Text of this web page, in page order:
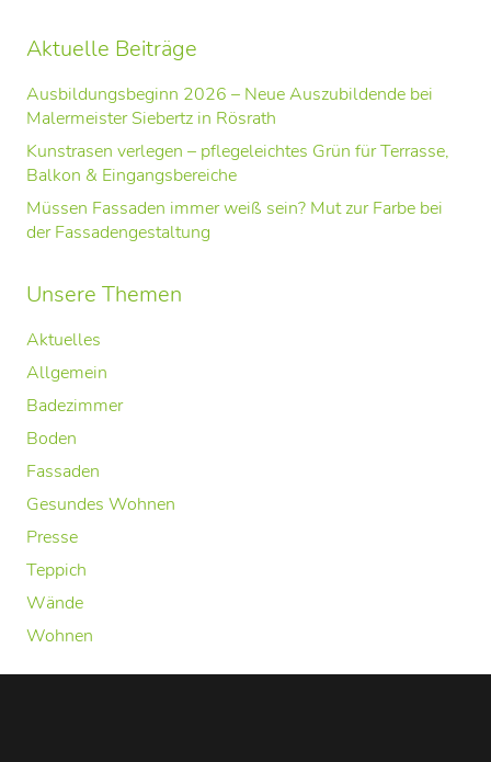
Aktuelle Beiträge
Ausbildungsbeginn 2026 – Neue Auszubildende bei
Malermeister Siebertz in Rösrath
Kunstrasen verlegen – pflegeleichtes Grün für Terrasse,
Balkon & Eingangsbereiche
Müssen Fassaden immer weiß sein? Mut zur Farbe bei
der Fassadengestaltung
Unsere Themen
Aktuelles
Allgemein
Badezimmer
Boden
Fassaden
Gesundes Wohnen
Presse
Teppich
Wände
Wohnen